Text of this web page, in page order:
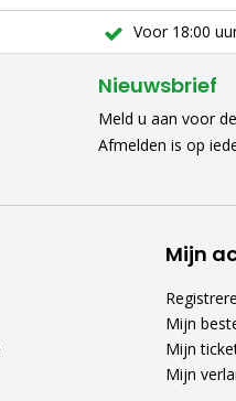
Voor 18:00
Nieuwsbrief
Meld u aan voor
Afmelden is op
Mijn
Mijn
Mijn
Mijn